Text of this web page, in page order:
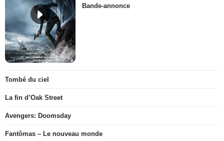
Bande-annonce
Tombé du ciel
La fin d’Oak Street
Avengers: Doomsday
Fantômas – Le nouveau monde